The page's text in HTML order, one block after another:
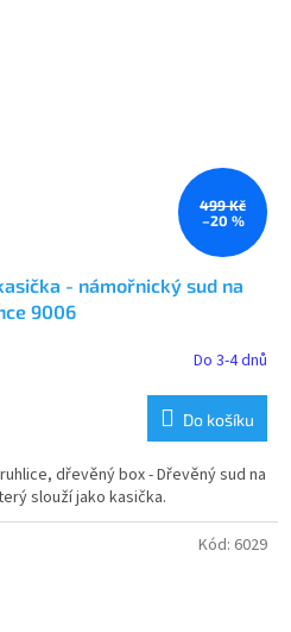
499 Kč
–20 %
- námořnický sud na
9006
Do 3-4 dnů
Do košíku
dřevěný box - Dřevěný sud na
slouží jako kasička.
Kód: 6029